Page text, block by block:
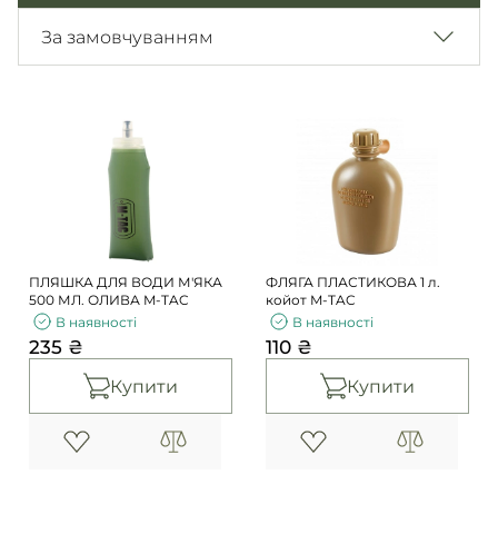
Увійти
RU
Каталог
Контакти
Про нас
Доставка і оплата
Повернення та обмін
Ліхтарі , біноклі та елементи живлення
Шеврони, патчі та нашивки
Погони
Фурнітура
Second Hand NATO
За замовчуванням
ПЛЯШКА ДЛЯ ВОДИ М'ЯКА
500 МЛ. ОЛИВА M-TAC
В наявності
235 ₴
Купити
ФЛЯГА ПЛАСТИКОВА 1 л.
койот M-TAC
В наявності
110 ₴
Купити